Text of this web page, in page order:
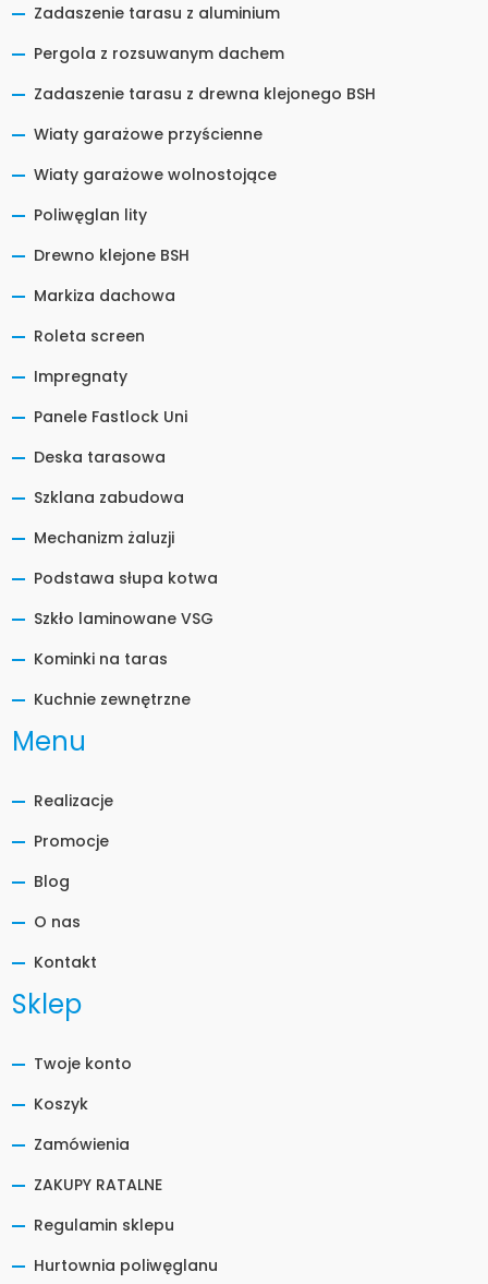
Zadaszenie tarasu z aluminium
Pergola z rozsuwanym dachem
Zadaszenie tarasu z drewna klejonego BSH
Wiaty garażowe przyścienne
Wiaty garażowe wolnostojące
Poliwęglan lity
Drewno klejone BSH
Markiza dachowa
Roleta screen
Impregnaty
Panele Fastlock Uni
Deska tarasowa
Szklana zabudowa
Mechanizm żaluzji
Podstawa słupa kotwa
Szkło laminowane VSG
Kominki na taras
Kuchnie zewnętrzne
Menu
Realizacje
Promocje
Blog
O nas
Kontakt
Sklep
Twoje konto
Koszyk
Zamówienia
ZAKUPY RATALNE
Regulamin sklepu
Hurtownia poliwęglanu